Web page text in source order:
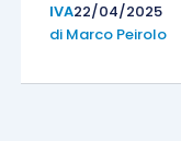
IVA22/04/2025
di Marco Peirolo